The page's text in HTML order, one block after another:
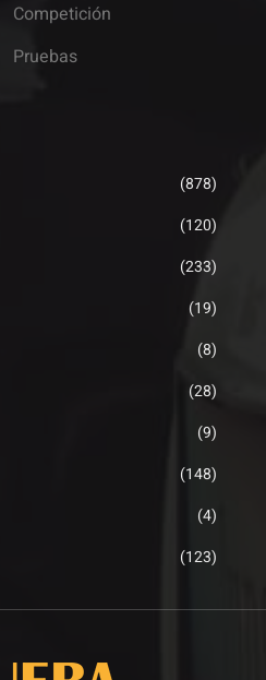
Competición
Pruebas
(878)
(120)
(233)
(19)
(8)
(28)
(9)
(148)
(4)
(123)